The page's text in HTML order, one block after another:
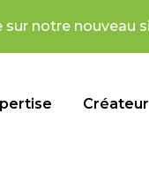
!
Créateur